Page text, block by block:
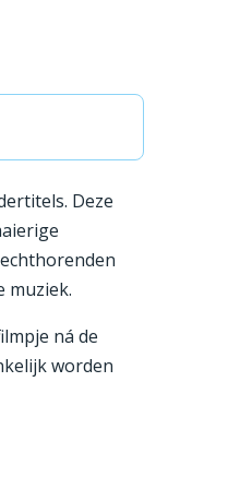
Deze
muziek.
ná de
worden